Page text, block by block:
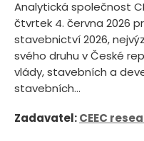
Analytická společnost
čtvrtek 4. června 2026
stavebnictví 2026,
svého druhu v České
vlády, stavebních a
stavebních...
Zadavatel:CEEC